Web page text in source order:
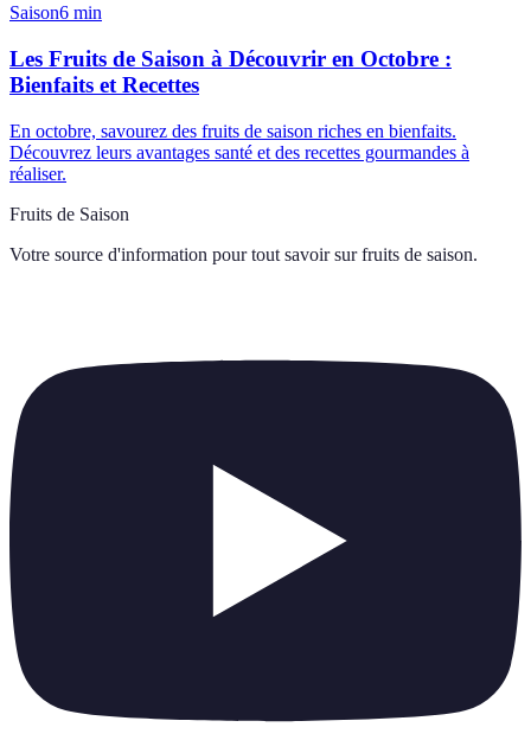
Saison6 min
Les Fruits de Saison à Découvrir en Octobre :
Bienfaits et Recettes
En octobre, savourez des fruits de saison riches en bienfaits.
Découvrez leurs avantages santé et des recettes gourmandes à
réaliser.
Fruits de Saison
Votre source d'information pour tout savoir sur fruits de saison.